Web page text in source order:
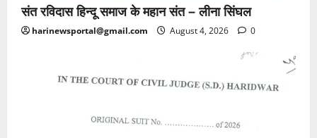
संत रविदास हिन्दू समाज के महान संत – लीना सिंघल
harinewsportal@gmail.com August 4, 2026 0